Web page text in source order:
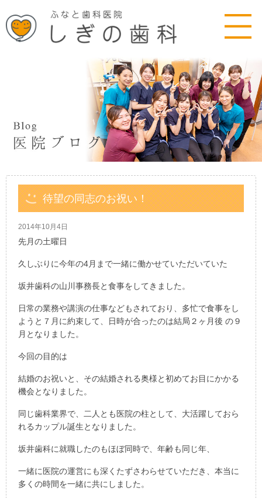
待望の同志のお祝い！
2014年10月4日
先月の土曜日
久しぶりに今年の4月まで一緒に働かせていただいていた
坂井歯科の山川事務長と食事をしてきました。
日常の業務や講演の仕事などもされており、多忙で食事をし
ようと７月に約束して、日時が合ったのは結局２ヶ月後 の９
月となりました。
今回の目的は
結婚のお祝いと、その結婚される奥様と初めてお目にかかる
機会となりました。
同じ歯科業界で、二人とも医院の柱として、大活躍しておら
れるカップル誕生となりました。
坂井歯科に就職したのもほぼ同時で、年齢も同じ年、
一緒に医院の運営にも深くたずさわらせていただき、本当に
多くの時間を一緒に共にしました。